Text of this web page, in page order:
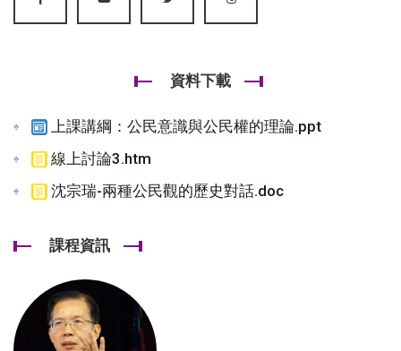
資料下載
上課講綱：公民意識與公民權的理論.ppt
線上討論3.htm
沈宗瑞-兩種公民觀的歷史對話.doc
課程資訊